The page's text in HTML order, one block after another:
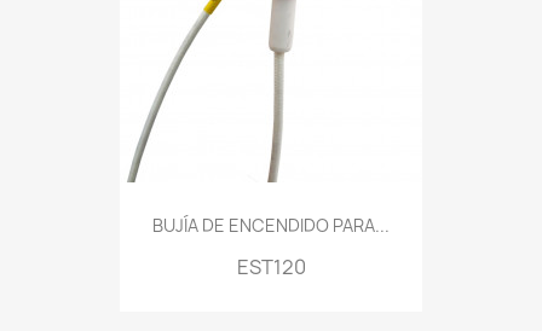
BUJÍA DE ENCENDIDO PARA...
EST120